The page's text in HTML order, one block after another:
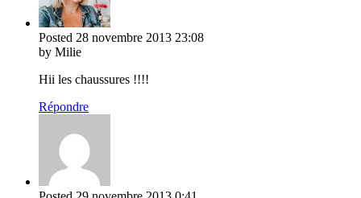
Posted 28 novembre 2013 23:08
by Milie
Hii les chaussures !!!!
Répondre